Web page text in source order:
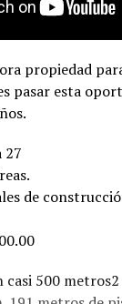
propiedad
pasar esta
27
de
casi 500